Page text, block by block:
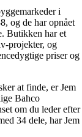
i
og de har opnået
Butikken har et
projekter, og
priser og
at finde, er Jem
Bahco
om du leder efter
34 dele, har Jem